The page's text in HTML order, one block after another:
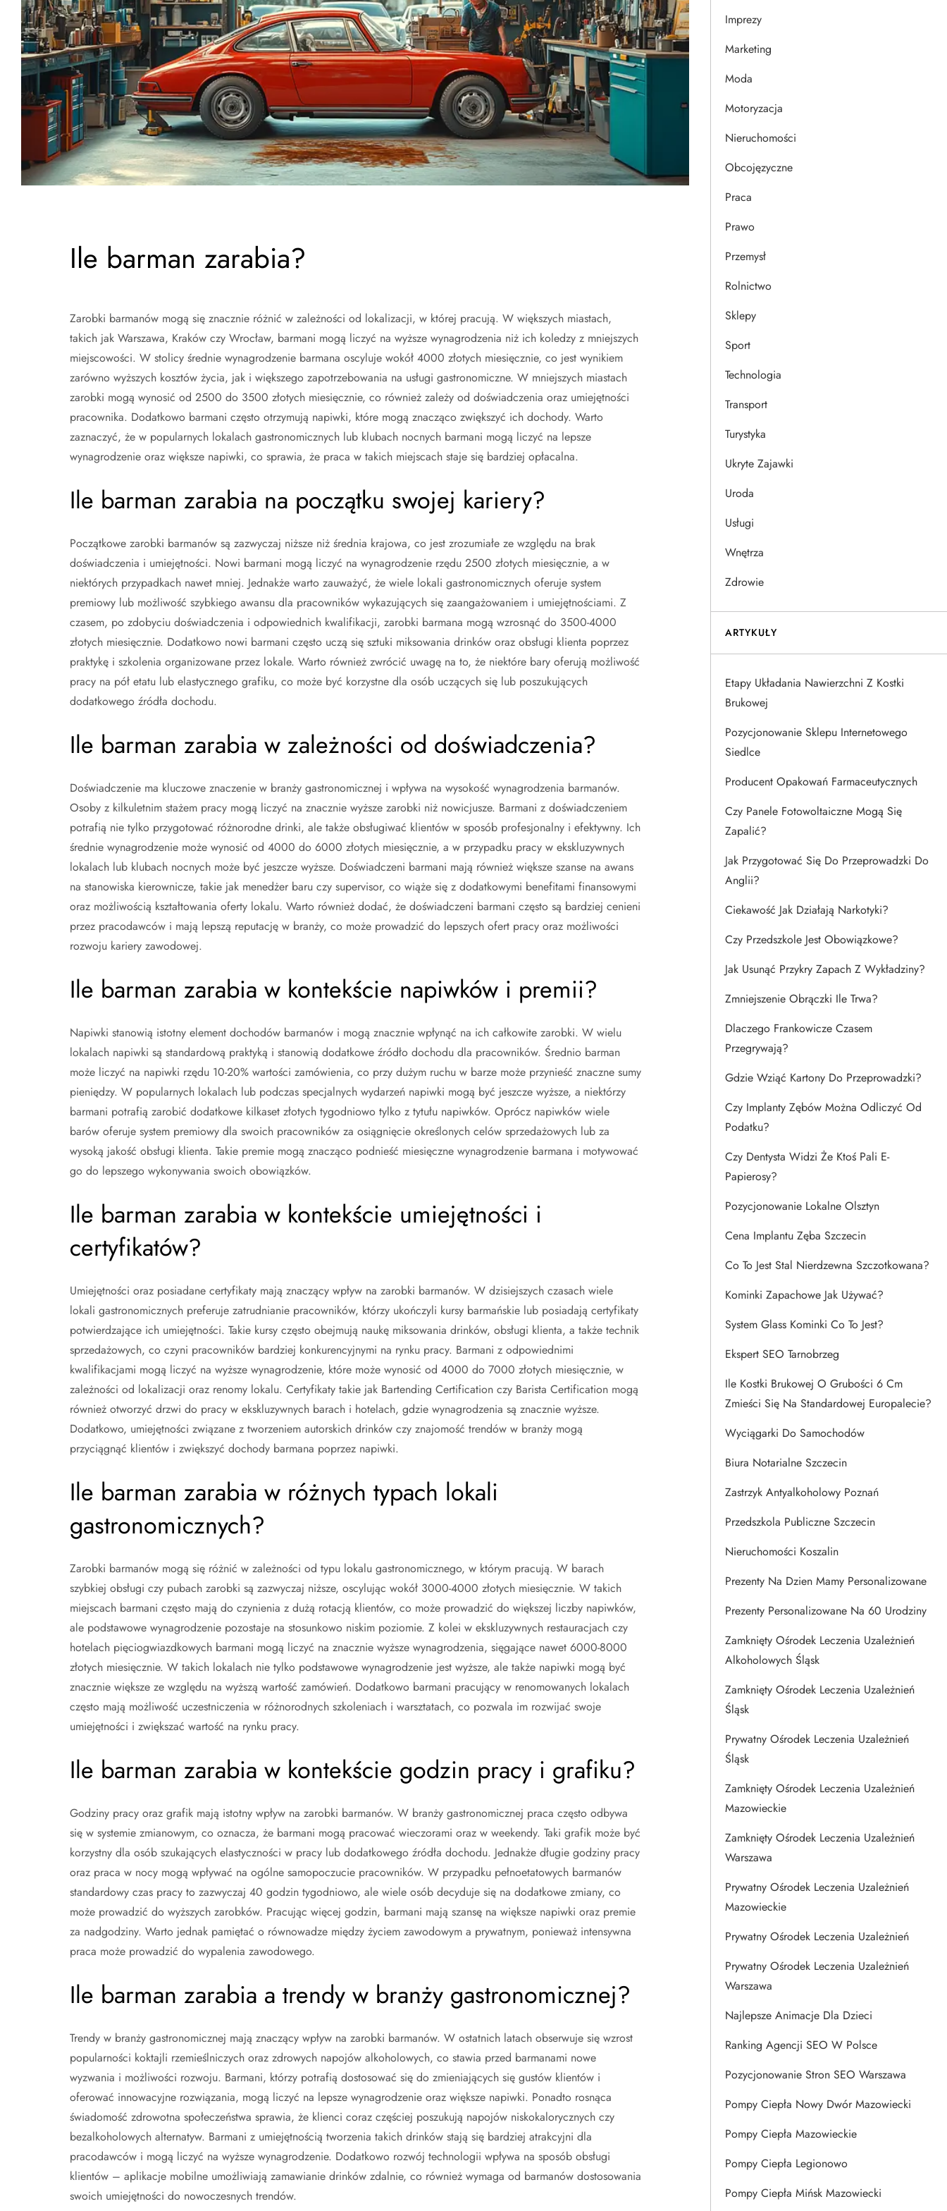
Ile barman zarabia?
Zarobki barmanów mogą się znacznie różnić w zależności od lokalizacji, w której pracują. W większych miastach,
takich jak Warszawa, Kraków czy Wrocław, barmani mogą liczyć na wyższe wynagrodzenia niż ich koledzy z mniejszych
miejscowości. W stolicy średnie wynagrodzenie barmana oscyluje wokół 4000 złotych miesięcznie, co jest wynikiem
zarówno wyższych kosztów życia, jak i większego zapotrzebowania na usługi gastronomiczne. W mniejszych miastach
zarobki mogą wynosić od 2500 do 3500 złotych miesięcznie, co również zależy od doświadczenia oraz umiejętności
pracownika. Dodatkowo barmani często otrzymują napiwki, które mogą znacząco zwiększyć ich dochody. Warto
zaznaczyć, że w popularnych lokalach gastronomicznych lub klubach nocnych barmani mogą liczyć na lepsze
wynagrodzenie oraz większe napiwki, co sprawia, że praca w takich miejscach staje się bardziej opłacalna.
Ile barman zarabia na początku swojej kariery?
Początkowe zarobki barmanów są zazwyczaj niższe niż średnia krajowa, co jest zrozumiałe ze względu na brak
doświadczenia i umiejętności. Nowi barmani mogą liczyć na wynagrodzenie rzędu 2500 złotych miesięcznie, a w
niektórych przypadkach nawet mniej. Jednakże warto zauważyć, że wiele lokali gastronomicznych oferuje system
premiowy lub możliwość szybkiego awansu dla pracowników wykazujących się zaangażowaniem i umiejętnościami. Z
czasem, po zdobyciu doświadczenia i odpowiednich kwalifikacji, zarobki barmana mogą wzrosnąć do 3500-4000
złotych miesięcznie. Dodatkowo nowi barmani często uczą się sztuki miksowania drinków oraz obsługi klienta poprzez
praktykę i szkolenia organizowane przez lokale. Warto również zwrócić uwagę na to, że niektóre bary oferują możliwość
pracy na pół etatu lub elastycznego grafiku, co może być korzystne dla osób uczących się lub poszukujących
dodatkowego źródła dochodu.
Ile barman zarabia w zależności od doświadczenia?
Doświadczenie ma kluczowe znaczenie w branży gastronomicznej i wpływa na wysokość wynagrodzenia barmanów.
Osoby z kilkuletnim stażem pracy mogą liczyć na znacznie wyższe zarobki niż nowicjusze. Barmani z doświadczeniem
potrafią nie tylko przygotować różnorodne drinki, ale także obsługiwać klientów w sposób profesjonalny i efektywny. Ich
średnie wynagrodzenie może wynosić od 4000 do 6000 złotych miesięcznie, a w przypadku pracy w ekskluzywnych
lokalach lub klubach nocnych może być jeszcze wyższe. Doświadczeni barmani mają również większe szanse na awans
na stanowiska kierownicze, takie jak menedżer baru czy supervisor, co wiąże się z dodatkowymi benefitami finansowymi
oraz możliwością kształtowania oferty lokalu. Warto również dodać, że doświadczeni barmani często są bardziej cenieni
przez pracodawców i mają lepszą reputację w branży, co może prowadzić do lepszych ofert pracy oraz możliwości
rozwoju kariery zawodowej.
Ile barman zarabia w kontekście napiwków i premii?
Napiwki stanowią istotny element dochodów barmanów i mogą znacznie wpłynąć na ich całkowite zarobki. W wielu
lokalach napiwki są standardową praktyką i stanowią dodatkowe źródło dochodu dla pracowników. Średnio barman
może liczyć na napiwki rzędu 10-20% wartości zamówienia, co przy dużym ruchu w barze może przynieść znaczne sumy
pieniędzy. W popularnych lokalach lub podczas specjalnych wydarzeń napiwki mogą być jeszcze wyższe, a niektórzy
barmani potrafią zarobić dodatkowe kilkaset złotych tygodniowo tylko z tytułu napiwków. Oprócz napiwków wiele
barów oferuje system premiowy dla swoich pracowników za osiągnięcie określonych celów sprzedażowych lub za
wysoką jakość obsługi klienta. Takie premie mogą znacząco podnieść miesięczne wynagrodzenie barmana i motywować
go do lepszego wykonywania swoich obowiązków.
Ile barman zarabia w kontekście umiejętności i
certyfikatów?
Umiejętności oraz posiadane certyfikaty mają znaczący wpływ na zarobki barmanów. W dzisiejszych czasach wiele
lokali gastronomicznych preferuje zatrudnianie pracowników, którzy ukończyli kursy barmańskie lub posiadają certyfikaty
potwierdzające ich umiejętności. Takie kursy często obejmują naukę miksowania drinków, obsługi klienta, a także technik
sprzedażowych, co czyni pracowników bardziej konkurencyjnymi na rynku pracy. Barmani z odpowiednimi
kwalifikacjami mogą liczyć na wyższe wynagrodzenie, które może wynosić od 4000 do 7000 złotych miesięcznie, w
zależności od lokalizacji oraz renomy lokalu. Certyfikaty takie jak Bartending Certification czy Barista Certification mogą
również otworzyć drzwi do pracy w ekskluzywnych barach i hotelach, gdzie wynagrodzenia są znacznie wyższe.
Dodatkowo, umiejętności związane z tworzeniem autorskich drinków czy znajomość trendów w branży mogą
przyciągnąć klientów i zwiększyć dochody barmana poprzez napiwki.
Ile barman zarabia w różnych typach lokali
gastronomicznych?
Zarobki barmanów mogą się różnić w zależności od typu lokalu gastronomicznego, w którym pracują. W barach
szybkiej obsługi czy pubach zarobki są zazwyczaj niższe, oscylując wokół 3000-4000 złotych miesięcznie. W takich
miejscach barmani często mają do czynienia z dużą rotacją klientów, co może prowadzić do większej liczby napiwków,
ale podstawowe wynagrodzenie pozostaje na stosunkowo niskim poziomie. Z kolei w ekskluzywnych restauracjach czy
hotelach pięciogwiazdkowych barmani mogą liczyć na znacznie wyższe wynagrodzenia, sięgające nawet 6000-8000
złotych miesięcznie. W takich lokalach nie tylko podstawowe wynagrodzenie jest wyższe, ale także napiwki mogą być
znacznie większe ze względu na wyższą wartość zamówień. Dodatkowo barmani pracujący w renomowanych lokalach
często mają możliwość uczestniczenia w różnorodnych szkoleniach i warsztatach, co pozwala im rozwijać swoje
umiejętności i zwiększać wartość na rynku pracy.
Ile barman zarabia w kontekście godzin pracy i grafiku?
Godziny pracy oraz grafik mają istotny wpływ na zarobki barmanów. W branży gastronomicznej praca często odbywa
się w systemie zmianowym, co oznacza, że barmani mogą pracować wieczorami oraz w weekendy. Taki grafik może być
korzystny dla osób szukających elastyczności w pracy lub dodatkowego źródła dochodu. Jednakże długie godziny pracy
oraz praca w nocy mogą wpływać na ogólne samopoczucie pracowników. W przypadku pełnoetatowych barmanów
standardowy czas pracy to zazwyczaj 40 godzin tygodniowo, ale wiele osób decyduje się na dodatkowe zmiany, co
może prowadzić do wyższych zarobków. Pracując więcej godzin, barmani mają szansę na większe napiwki oraz premie
za nadgodziny. Warto jednak pamiętać o równowadze między życiem zawodowym a prywatnym, ponieważ intensywna
praca może prowadzić do wypalenia zawodowego.
Ile barman zarabia a trendy w branży gastronomicznej?
Trendy w branży gastronomicznej mają znaczący wpływ na zarobki barmanów. W ostatnich latach obserwuje się wzrost
popularności koktajli rzemieślniczych oraz zdrowych napojów alkoholowych, co stawia przed barmanami nowe
wyzwania i możliwości rozwoju. Barmani, którzy potrafią dostosować się do zmieniających się gustów klientów i
oferować innowacyjne rozwiązania, mogą liczyć na lepsze wynagrodzenie oraz większe napiwki. Ponadto rosnąca
świadomość zdrowotna społeczeństwa sprawia, że klienci coraz częściej poszukują napojów niskokalorycznych czy
bezalkoholowych alternatyw. Barmani z umiejętnością tworzenia takich drinków stają się bardziej atrakcyjni dla
pracodawców i mogą liczyć na wyższe wynagrodzenie. Dodatkowo rozwój technologii wpływa na sposób obsługi
klientów – aplikacje mobilne umożliwiają zamawianie drinków zdalnie, co również wymaga od barmanów dostosowania
swoich umiejętności do nowoczesnych trendów.
Imprezy
Marketing
Moda
Motoryzacja
Nieruchomości
Obcojęzyczne
Praca
Prawo
Przemysł
Rolnictwo
Sklepy
Sport
Technologia
Transport
Turystyka
Ukryte Zajawki
Uroda
Usługi
Wnętrza
Zdrowie
ARTYKUŁY
Etapy Układania Nawierzchni Z Kostki
Brukowej
Pozycjonowanie Sklepu Internetowego
Siedlce
Producent Opakowań Farmaceutycznych
Czy Panele Fotowoltaiczne Mogą Się
Zapalić?
Jak Przygotować Się Do Przeprowadzki Do
Anglii?
Ciekawość Jak Działają Narkotyki?
Czy Przedszkole Jest Obowiązkowe?
Jak Usunąć Przykry Zapach Z Wykładziny?
Zmniejszenie Obrączki Ile Trwa?
Dlaczego Frankowicze Czasem
Przegrywają?
Gdzie Wziąć Kartony Do Przeprowadzki?
Czy Implanty Zębów Można Odliczyć Od
Podatku?
Czy Dentysta Widzi Że Ktoś Pali E-
Papierosy?
Pozycjonowanie Lokalne Olsztyn
Cena Implantu Zęba Szczecin
Co To Jest Stal Nierdzewna Szczotkowana?
Kominki Zapachowe Jak Używać?
System Glass Kominki Co To Jest?
Ekspert SEO Tarnobrzeg
Ile Kostki Brukowej O Grubości 6 Cm
Zmieści Się Na Standardowej Europalecie?
Wyciągarki Do Samochodów
Biura Notarialne Szczecin
Zastrzyk Antyalkoholowy Poznań
Przedszkola Publiczne Szczecin
Nieruchomości Koszalin
Prezenty Na Dzien Mamy Personalizowane
Prezenty Personalizowane Na 60 Urodziny
Zamknięty Ośrodek Leczenia Uzależnień
Alkoholowych Śląsk
Zamknięty Ośrodek Leczenia Uzależnień
Śląsk
Prywatny Ośrodek Leczenia Uzależnień
Śląsk
Zamknięty Ośrodek Leczenia Uzależnień
Mazowieckie
Zamknięty Ośrodek Leczenia Uzależnień
Warszawa
Prywatny Ośrodek Leczenia Uzależnień
Mazowieckie
Prywatny Ośrodek Leczenia Uzależnień
Prywatny Ośrodek Leczenia Uzależnień
Warszawa
Najlepsze Animacje Dla Dzieci
Ranking Agencji SEO W Polsce
Pozycjonowanie Stron SEO Warszawa
Pompy Ciepła Nowy Dwór Mazowiecki
Pompy Ciepła Mazowieckie
Pompy Ciepła Legionowo
Pompy Ciepła Mińsk Mazowiecki